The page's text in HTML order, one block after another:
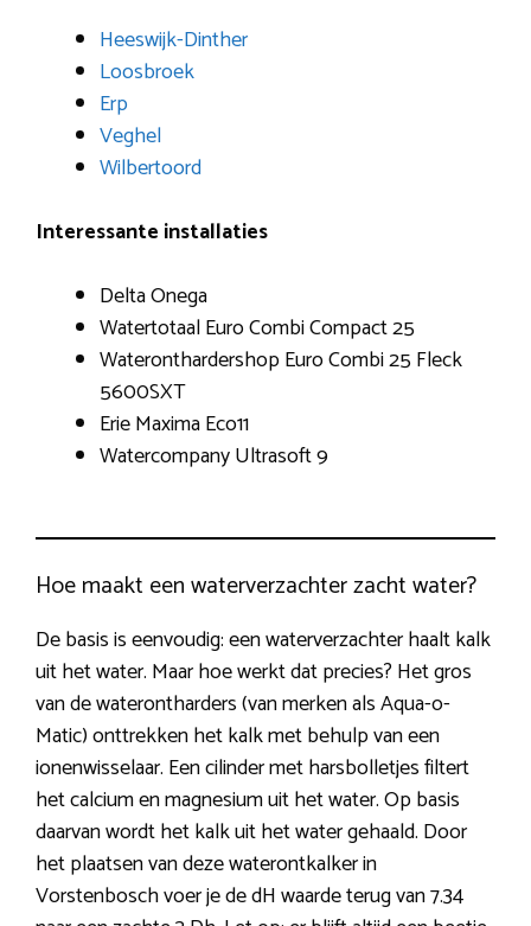
Heeswijk-Dinther
Loosbroek
Erp
Veghel
Wilbertoord
Interessante installaties
Delta Onega
Watertotaal Euro Combi Compact 25
Wateronthardershop Euro Combi 25 Fleck
5600SXT
Erie Maxima Eco11
Watercompany Ultrasoft 9
Hoe maakt een waterverzachter zacht water?
De basis is eenvoudig: een waterverzachter haalt kalk
uit het water. Maar hoe werkt dat precies? Het gros
van de waterontharders (van merken als Aqua-o-
Matic) onttrekken het kalk met behulp van een
ionenwisselaar. Een cilinder met harsbolletjes filtert
het calcium en magnesium uit het water. Op basis
daarvan wordt het kalk uit het water gehaald. Door
het plaatsen van deze waterontkalker in
Vorstenbosch voer je de dH waarde terug van 7.34